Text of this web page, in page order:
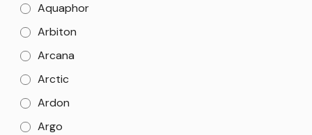
Aquaphor
Arbiton
Arcana
Arctic
Ardon
Argo